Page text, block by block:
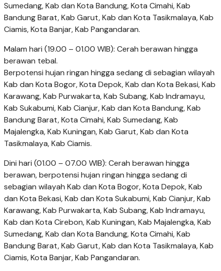
Sumedang, Kab dan Kota Bandung, Kota Cimahi, Kab
Bandung Barat, Kab Garut, Kab dan Kota Tasikmalaya, Kab
Ciamis, Kota Banjar, Kab Pangandaran.
Malam hari (19.00 – 01.00 WIB): Cerah berawan hingga
berawan tebal.
Berpotensi hujan ringan hingga sedang di sebagian wilayah
Kab dan Kota Bogor, Kota Depok, Kab dan Kota Bekasi, Kab
Karawang, Kab Purwakarta, Kab Subang, Kab Indramayu,
Kab Sukabumi, Kab Cianjur, Kab dan Kota Bandung, Kab
Bandung Barat, Kota Cimahi, Kab Sumedang, Kab
Majalengka, Kab Kuningan, Kab Garut, Kab dan Kota
Tasikmalaya, Kab Ciamis.
Dini hari (01.00 – 07.00 WIB): Cerah berawan hingga
berawan, berpotensi hujan ringan hingga sedang di
sebagian wilayah Kab dan Kota Bogor, Kota Depok, Kab
dan Kota Bekasi, Kab dan Kota Sukabumi, Kab Cianjur, Kab
Karawang, Kab Purwakarta, Kab Subang, Kab Indramayu,
Kab dan Kota Cirebon, Kab Kuningan, Kab Majalengka, Kab
Sumedang, Kab dan Kota Bandung, Kota Cimahi, Kab
Bandung Barat, Kab Garut, Kab dan Kota Tasikmalaya, Kab
Ciamis, Kota Banjar, Kab Pangandaran.